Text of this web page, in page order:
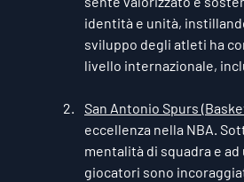
identità e unità,
sviluppo degli atleti ha
livello internazionale,
San Antonio Spurs
eccellenza nella NBA.
mentalità di squadra e
giocatori sono